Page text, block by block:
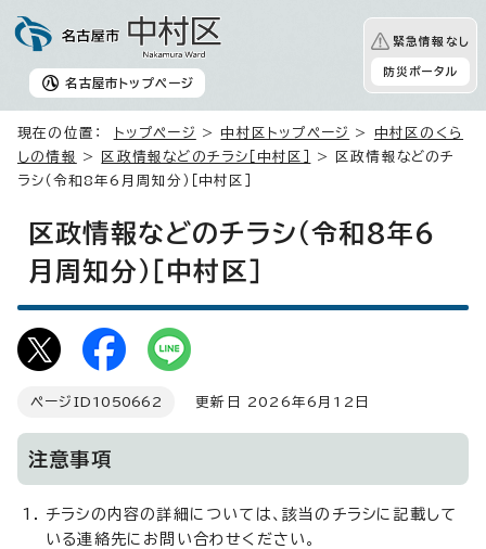
名古屋市 トップページ
緊急情報なし
防災ポータル
現在の位置： トップページ > 中村区トップページ > 中村区のくら
しの情報
> 区政情報などのチラシ［中村区］
> 区政情報などのチ
ラシ（令和8年6月周知分）［中村区］
区政情報などのチラシ（令和8年6
月周知分）［中村区］
ページID 1050662 更新日 2026年6月12日
注意事項
チラシの内容の詳細については、該当のチラシに記載して
いる連絡先にお問い合わせください。